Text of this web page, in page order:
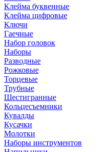
Клейма буквенные
Клейма цифровые
Ключи
Гаечные
Набор головок
Наборы
Разводные
Рожковые
Торцевые
Трубные
Шестигранные
Кольцесъемники
Кувалды
Кусачки
Молотки
Наборы инструментов